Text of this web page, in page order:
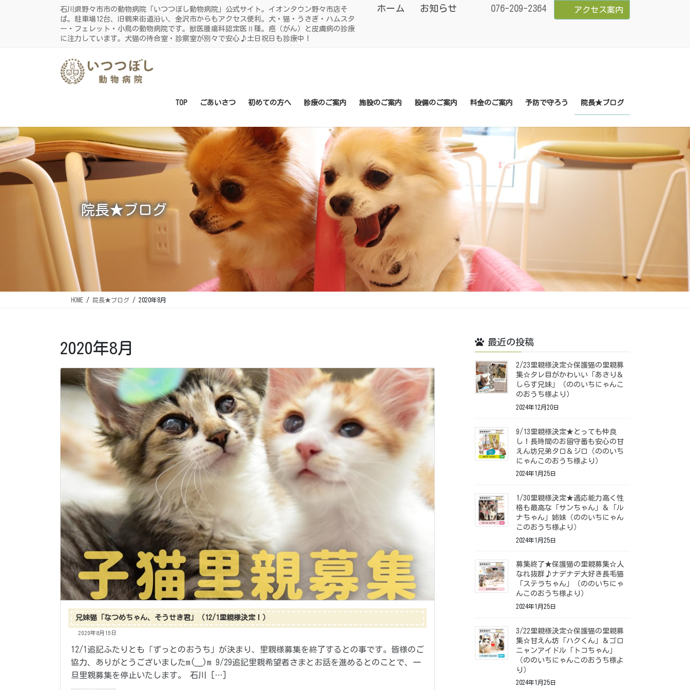
石川県野々市市の動物病院「いつつぼし動物病院」公式サイト。イオンタウン野々市店そ
ば。駐車場12台、旧鶴来街道沿い、金沢市からもアクセス便利。犬・猫・うさぎ・ハムスタ
ー・フェレット・小鳥の動物病院です。獣医腫瘍科認定医Ⅱ種。癌（がん）と皮膚病の診療
に注力しています。犬猫の待合室・診察室が別々で安心♪土日祝日も診療中！
ホーム お知らせ 076-209-2364 アクセス案内
TOP ごあいさつ 初めての方へ 診療のご案内 施設のご案内 設備のご案内 料金のご案内 予防で守ろう 院長★ブログ
院長★ブログ
HOME 院長★ブログ 2020年8月
2020年8月
兄妹猫「なつめちゃん、そうせき君」（12/1里親様決定！）
2020年8月15日
12/1追記ふたりとも「ずっとのおうち」が決まり、里親様募集を終了するとの事です。皆様のご
協力、ありがとうございましたm(__)m 9/29追記里親希望者さまとお話を進めるとのことで、一
旦里親募集を停止いたします。 石川 […]
最近の投稿
2/23里親様決定☆保護猫の里親募
集☆タレ目がかわいい「あさり＆
しらす兄妹」（ののいちにゃんこ
のおうち様より）
2024年12月20日
9/13里親様決定★とっても仲良
し！長時間のお留守番も安心の甘
えん坊兄弟タロ＆ジロ（ののいち
にゃんこのおうち様より）
2024年1月25日
1/30里親様決定★適応能力高く性
格も最高な「サンちゃん」＆「ル
ナちゃん」姉妹（ののいちにゃん
このおうち様より）
2024年1月25日
募集終了★保護猫の里親募集☆人
なれ抜群♪ナデナデ大好き長毛猫
「ステラちゃん」（ののいちにゃ
んこのおうち様より）
2024年1月25日
3/22里親様決定☆保護猫の里親募
集☆甘えん坊「ハクくん」＆ゴロ
ニャンアイドル「トコちゃん」
（ののいちにゃんこのおうち様よ
り）
2024年1月25日